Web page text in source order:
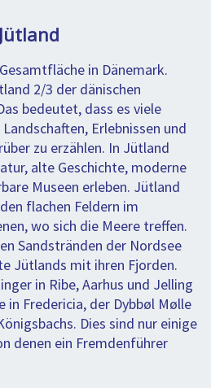
in Dänemark.
2/3 der dänischen
bedeutet, dass es viele
Erlebnissen und
zu erzählen. In Jütland
alte Geschichte, moderne
Museen erleben. Jütland
flachen Feldern im
wo sich die Meere treffen.
Sandstränden der Nordsee
Jütlands mit ihren Fjorden.
in Ribe, Aarhus und Jelling
in Fredericia, der Dybbøl Mølle
Dies sind nur einige
denen ein Fremdenführer